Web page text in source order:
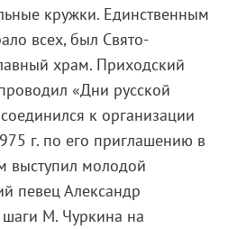
кружки. Единственным
всех, был Свято-
храм. Приходский
«Дни русской
к организации
г. по его приглашению в
выступил молодой
певец Александр
М. Чуркина на